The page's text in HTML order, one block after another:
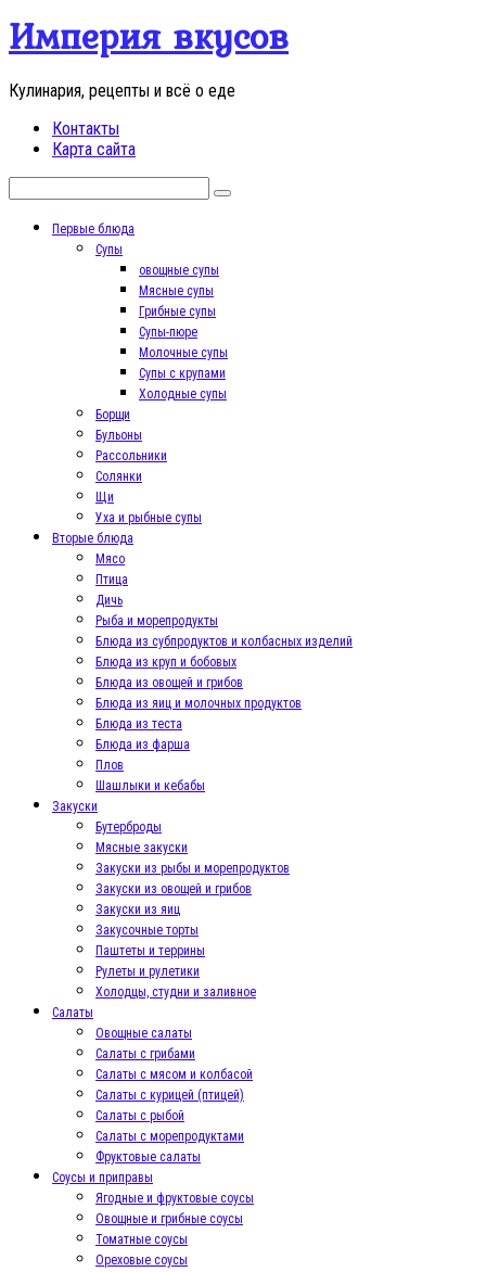
Перейти
контенту
Империя вкусов
Кулинария, рецепты и всё о еде
Контакты
Карта сайта
Первые блюда
Супы
овощные супы
Мясные супы
Грибные супы
Супы-пюре
Молочные супы
Супы с крупами
Холодные супы
Борщи
Бульоны
Рассольники
Солянки
Щи
Уха и рыбные супы
Вторые блюда
Мясо
Птица
Дичь
Рыба и морепродукты
Блюда из субпродуктов и колбасных изделий
Блюда из круп и бобовых
Блюда из овощей и грибов
Блюда из яиц и молочных продуктов
Блюда из теста
Блюда из фарша
Плов
Шашлыки и кебабы
Закуски
Бутерброды
Мясные закуски
Закуски из рыбы и морепродуктов
Закуски из овощей и грибов
Закуски из яиц
Закусочные торты
Паштеты и террины
Рулеты и рулетики
Холодцы, студни и заливное
Салаты
Овощные салаты
Салаты с грибами
Салаты с мясом и колбасой
Салаты с курицей (птицей)
Салаты с рыбой
Салаты с морепродуктами
Фруктовые салаты
Соусы и приправы
Ягодные и фруктовые соусы
Овощные и грибные соусы
Томатные соусы
Ореховые соусы